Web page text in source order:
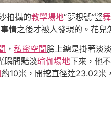
拍攝的教學場地“夢想號”豎
情之後才被人發現的。花兒
， 私密空間臉上總是掛著淡
瞬間黯淡瑜伽場地下來，他不
約10米，開挖直徑達23.02米，